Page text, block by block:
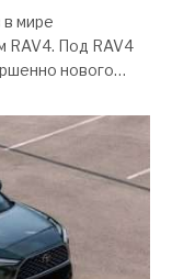
мире
RAV4. Под RAV4
нового…